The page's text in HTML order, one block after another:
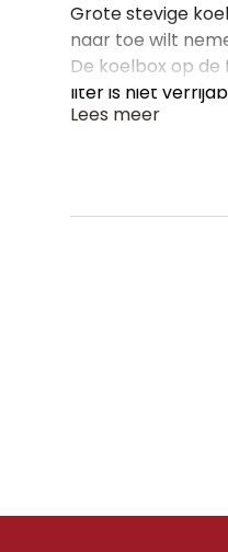
Grote stevige
naar toe wilt
De koelbox op
liter is niet
Lees meer